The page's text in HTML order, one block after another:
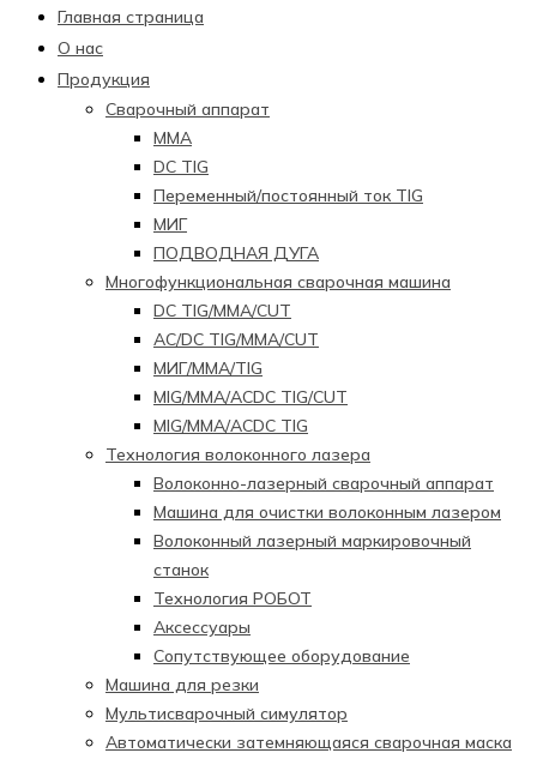
Главная страница
О нас
Продукция
Сварочный аппарат
ММА
DC TIG
Переменный/постоянный ток TIG
МИГ
ПОДВОДНАЯ ДУГА
Многофункциональная сварочная машина
DC TIG/MMA/CUT
AC/DC TIG/MMA/CUT
МИГ/ММА/TIG
MIG/MMA/ACDC TIG/CUT
MIG/MMA/ACDC TIG
Технология волоконного лазера
Волоконно-лазерный сварочный аппарат
Машина для очистки волоконным лазером
Волоконный лазерный маркировочный
станок
Технология РОБОТ
Аксессуары
Сопутствующее оборудование
Машина для резки
Мультисварочный симулятор
Автоматически затемняющаяся сварочная маска